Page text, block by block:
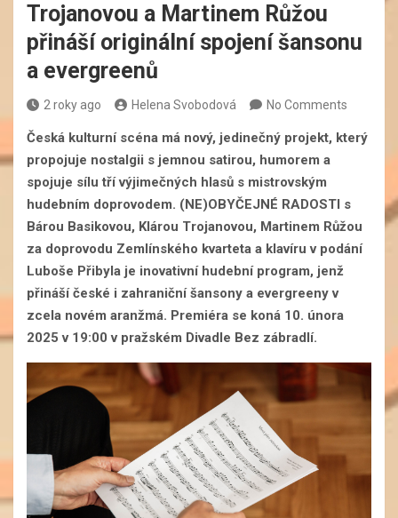
Trojanovou a Martinem Růžou
přináší originální spojení šansonu
a evergreenů
2 roky ago Helena Svobodová No Comments
Česká kulturní scéna má nový, jedinečný projekt, který
propojuje nostalgii s jemnou satirou, humorem a
spojuje sílu tří výjimečných hlasů s mistrovským
hudebním doprovodem. (NE)OBYČEJNÉ RADOSTI s
Bárou Basikovou, Klárou Trojanovou, Martinem Růžou
za doprovodu Zemlínského kvarteta a klavíru v podání
Luboše Přibyla je inovativní hudební program, jenž
přináší české i zahraniční šansony a evergreeny v
zcela novém aranžmá. Premiéra se koná 10. února
2025 v 19:00 v pražském Divadle Bez zábradlí.